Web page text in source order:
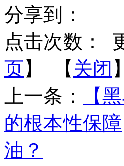
分享到：
点击次数：
页】 【 关闭 】
上一条：
【
的根本性保障
油？